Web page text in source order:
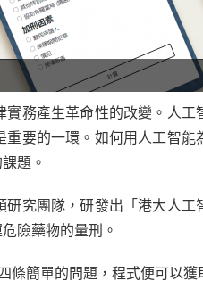
務產生革命性的改變。人工
要的一環。如何用人工智能
題。
究團隊，研發出「港大人工
險藥物的量刑。
簡單的問題，程式便可以